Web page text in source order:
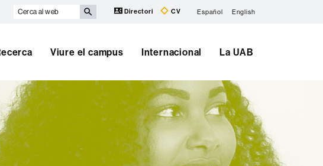
Cerca
Directori CV Español English
Viure el campus Internacional La UAB